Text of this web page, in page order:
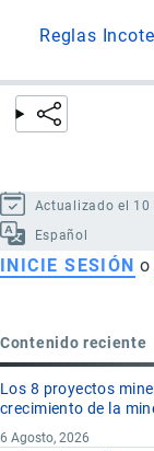
Reglas
Actualizado el 10
Español
INICIE SESIÓN o
Contenido reciente
Los 8 proyectos
crecimiento de la
6 Agosto, 2026